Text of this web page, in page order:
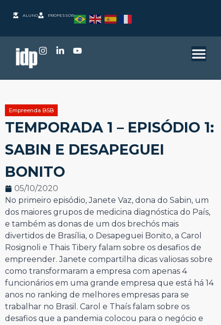
ALUNO PROFESSOR
Empreenda BSB
TEMPORADA 1 – EPISÓDIO 1:
SABIN E DESAPEGUEI
BONITO
05/10/2020
No primeiro episódio, Janete Vaz, dona do Sabin, um
dos maiores grupos de medicina diagnóstica do País,
e também as donas de um dos brechós mais
divertidos de Brasília, o Desapeguei Bonito, a Carol
Rosignoli e Thais Tibery falam sobre os desafios de
empreender. Janete compartilha dicas valiosas sobre
como transformaram a empresa com apenas 4
funcionários em uma grande empresa que está há 14
anos no ranking de melhores empresas para se
trabalhar no Brasil. Carol e Thaís falam sobre os
desafios que a pandemia colocou para o negócio e